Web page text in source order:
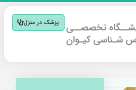
پزشک در منزل